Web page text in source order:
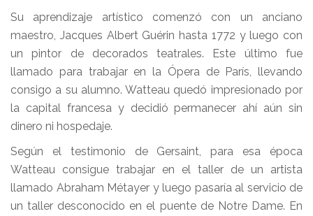
Su aprendizaje artístico comenzó con un anciano
maestro, Jacques Albert Guérin hasta 1772 y luego con
un pintor de decorados teatrales. Este último fue
llamado para trabajar en la Ópera de París, llevando
consigo a su alumno. Watteau quedó impresionado por
la capital francesa y decidió permanecer ahí aún sin
dinero ni hospedaje.
Según el testimonio de Gersaint, para esa época
Watteau consigue trabajar en el taller de un artista
llamado Abraham Métayer y luego pasaría al servicio de
un taller desconocido en el puente de Notre Dame. En